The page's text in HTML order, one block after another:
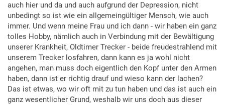
auch hier und da und auch aufgrund der Depression, nicht
unbedingt so ist wie ein allgemeingültiger Mensch, wie auch
immer. Und wenn meine Frau und ich dann - wir haben ein ganz
tolles Hobby, nämlich auch in Verbindung mit der Bewältigung
unserer Krankheit, Oldtimer Trecker - beide freudestrahlend mit
unserem Trecker losfahren, dann kann es ja wohl nicht
angehen, man muss doch eigentlich den Kopf unter den Armen
haben, dann ist er richtig drauf und wieso kann der lachen?
Das ist etwas, wo wir oft mit zu tun haben und das ist auch ein
ganz wesentlicher Grund, weshalb wir uns doch aus dieser